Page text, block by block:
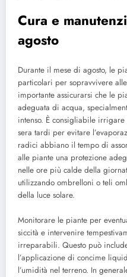
Cura e
agosto
Durante il mese di agosto, le
particolari per sopravvivere
importante assicurarsi che le
adeguata di acqua,
intenso. È consigliabile
sera tardi per evitare
radici abbiano il tempo di
alle piante una protezione
nelle ore più calde della
utilizzando ombrelloni o teli
della luce solare.
Monitorare le piante per
siccità e intervenire
irreparabili. Questo può
l’applicazione di concime
l’umidità nel terreno. In